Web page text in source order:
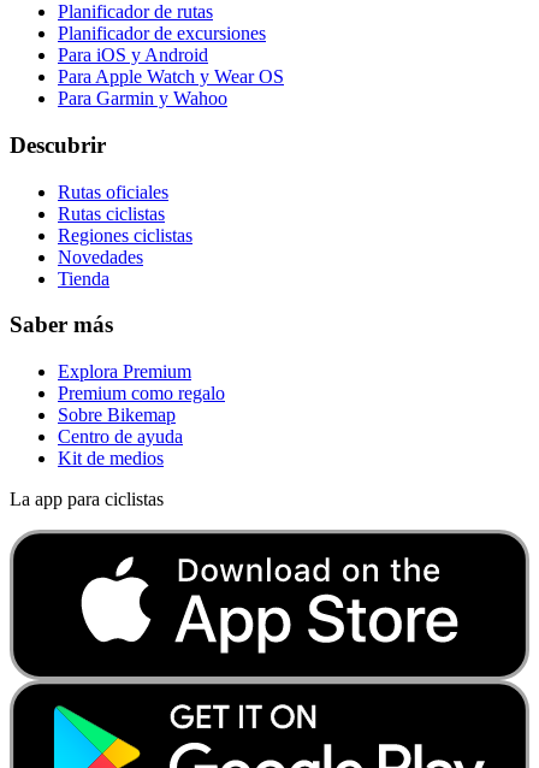
Planificador de rutas
Planificador de excursiones
Para iOS y Android
Para Apple Watch y Wear OS
Para Garmin y Wahoo
Descubrir
Rutas oficiales
Rutas ciclistas
Regiones ciclistas
Novedades
Tienda
Saber más
Explora Premium
Premium como regalo
Sobre Bikemap
Centro de ayuda
Kit de medios
La app para ciclistas